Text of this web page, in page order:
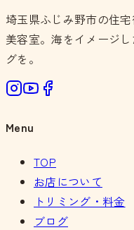
埼玉県ふじみ野市の住
美容室。海をイメージ
グを。
Menu
TOP
お店について
トリミング・料金
ブログ